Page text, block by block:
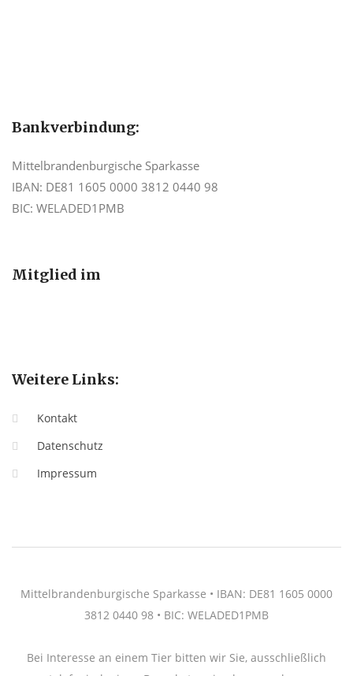
Bankverbindung:
Mittelbrandenburgische Sparkasse
IBAN: DE81 1605 0000 3812 0440 98
BIC: WELADED1PMB
Mitglied im
Weitere Links:
Kontakt
Datenschutz
Impressum
Mittelbrandenburgische Sparkasse • IBAN: DE81 1605 0000
3812 0440 98 • BIC: WELADED1PMB
Bei Interesse an einem Tier bitten wir Sie, ausschließlich